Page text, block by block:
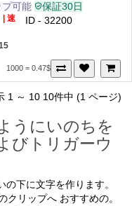
プ可能 保証30日
| 速
ID - 32200
1000 = 0.47$
1 ～ 10 10件中 (1 ページ)
うにいのちを
びトリガーウ
下に文字を作ります。
クリップへ おすすめの。